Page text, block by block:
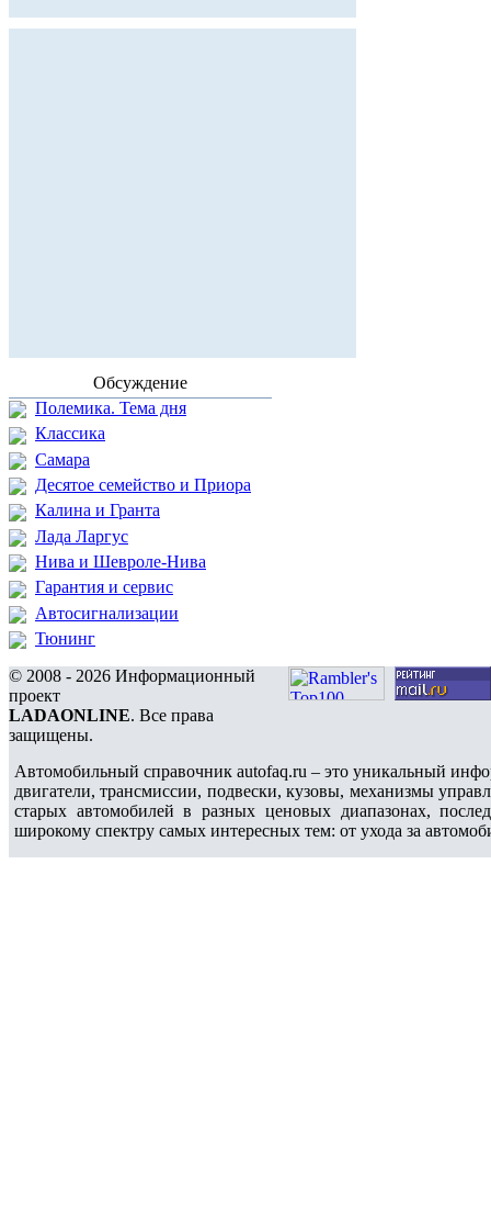
Обсуждение
Полемика. Тема дня
Классика
Самара
Десятое семейство и Приора
Калина и Гранта
Лада Ларгус
Нива и Шевроле-Нива
Гарантия и сервис
Автосигнализации
Тюнинг
© 2008 - 2026 Информационный
проект
LADAONLINE. Все права
защищены.
Автомобильный справочник autofaq.ru – это уникальный
двигатели, трансмиссии, подвески, кузовы, механизмы
старых автомобилей в разных ценовых диапазонах,
широкому спектру самых интересных тем: от ухода за